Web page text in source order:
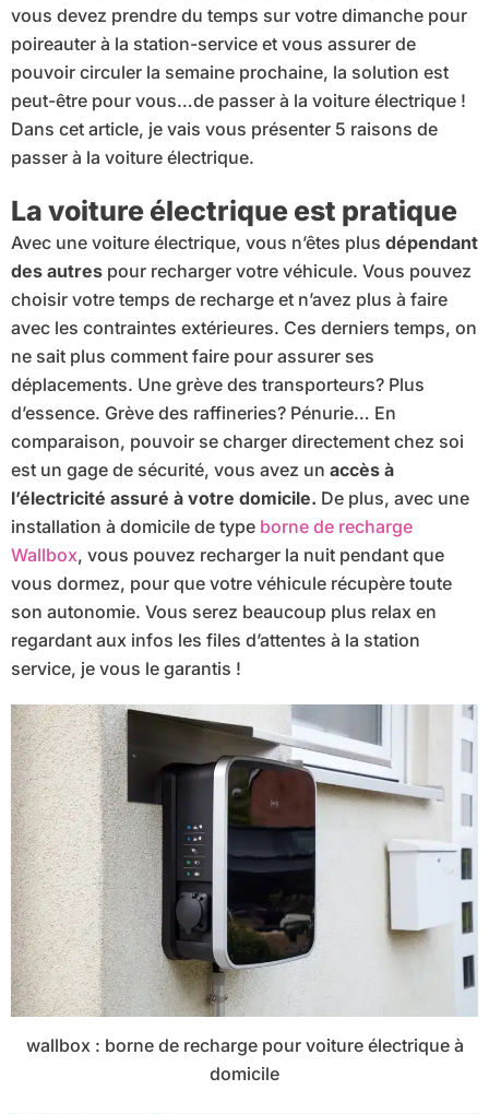
vous devez prendre du temps sur votre dimanche pour
poireauter à la station-service et vous assurer de
pouvoir circuler la semaine prochaine, la solution est
peut-être pour vous…de passer à la voiture électrique !
Dans cet article, je vais vous présenter 5 raisons de
passer à la voiture électrique.
La voiture électrique est pratique
Avec une voiture électrique, vous n’êtes plus dépendant
des autres pour recharger votre véhicule. Vous pouvez
choisir votre temps de recharge et n’avez plus à faire
avec les contraintes extérieures. Ces derniers temps, on
ne sait plus comment faire pour assurer ses
déplacements. Une grève des transporteurs? Plus
d’essence. Grève des raffineries? Pénurie… En
comparaison, pouvoir se charger directement chez soi
est un gage de sécurité, vous avez un accès à
l’électricité assuré à votre domicile. De plus, avec une
installation à domicile de type borne de recharge
Wallbox, vous pouvez recharger la nuit pendant que
vous dormez, pour que votre véhicule récupère toute
son autonomie. Vous serez beaucoup plus relax en
regardant aux infos les files d’attentes à la station
service, je vous le garantis !
wallbox : borne de recharge pour voiture électrique à
domicile